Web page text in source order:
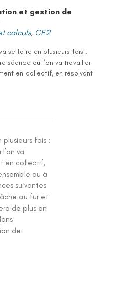
et gestion de
calculs, CE2
se faire en plusieurs fois :
séance où l’on va travailler
en collectif, en résolvant
fois :
va
en collectif,
ou à
suivantes
au fur et
de plus en
de